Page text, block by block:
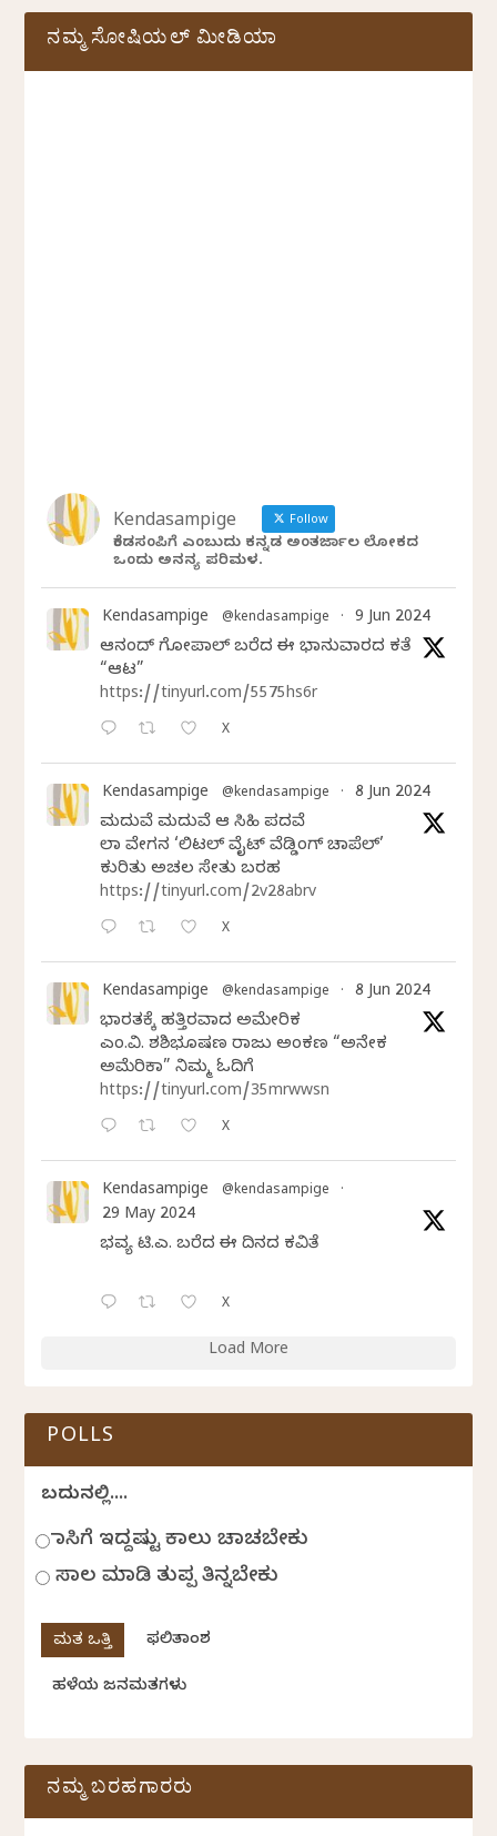
ನಮ್ಮ ಸೋಷಿಯಲ್‌ ಮೀಡಿಯಾ
Kendasampige Follow
ಕೆಂಡಸಂಪಿಗೆ ಎಂಬುದು ಕನ್ನಡ ಅಂತರ್ಜಾಲ ಲೋಕದ
ಒಂದು ಅನನ್ಯ ಪರಿಮಳ.
Kendasampige @kendasampige · 9 Jun 2024
ಆನಂದ್‌ ಗೋಪಾಲ್‌ ಬರೆದ ಈ ಭಾನುವಾರದ ಕತೆ
“ಆಟ”
https://tinyurl.com/5575hs6r
X
Kendasampige @kendasampige · 8 Jun 2024
ಮದುವೆ ಮದುವೆ ಆ ಸಿಹಿ ಪದವೆ
ಲಾಸ್‌ ವೇಗಸ್‌ನ ‘ಲಿಟಲ್ ವೈಟ್ ವೆಡ್ಡಿಂಗ್ ಚಾಪೆಲ್’
ಕುರಿತು ಅಚಲ ಸೇತು ಬರಹ
https://tinyurl.com/2v28abrv
X
Kendasampige @kendasampige · 8 Jun 2024
ಭಾರತಕ್ಕೆ ಹತ್ತಿರವಾದ ಅಮೇರಿಕ
ಎಂ.ವಿ. ಶಶಿಭೂಷಣ ರಾಜು ಅಂಕಣ “ಅನೇಕ
ಅಮೆರಿಕಾ” ನಿಮ್ಮ ಓದಿಗೆ
https://tinyurl.com/35mrwwsn
X
Kendasampige @kendasampige ·
29 May 2024
ಭವ್ಯ ಟಿ.ಎಸ್. ಬರೆದ ಈ ದಿನದ ಕವಿತೆ
X
Load More
POLLS
ಬದುಕಿನಲ್ಲಿ....
ಹಾಸಿಗೆ ಇದ್ದಷ್ಟು ಕಾಲು ಚಾಚಬೇಕು
ಸಾಲ ಮಾಡಿ ತುಪ್ಪ ತಿನ್ನಬೇಕು
ಫಲಿತಾಂಶ
ಹಳೆಯ ಜನಮತಗಳು
ನಮ್ಮ ಬರಹಗಾರರು